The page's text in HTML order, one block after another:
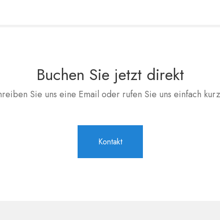
Buchen Sie jetzt direkt
Sie uns eine Email oder rufen Sie uns einfach
Kontakt